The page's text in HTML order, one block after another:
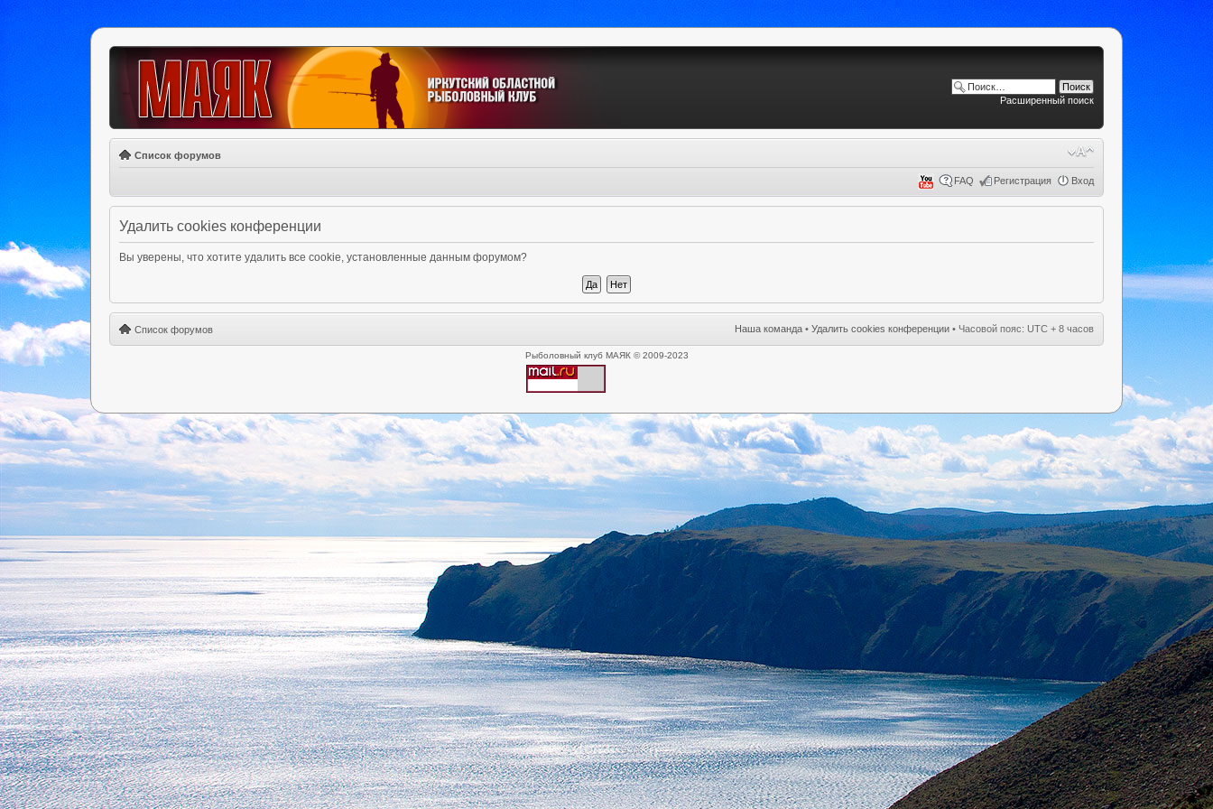
Расширенный поиск
Список форумов
FAQ Регистрация Вход
Удалить cookies конференции
Вы уверены, что хотите удалить все cookie, установленные данным форумом?
Список форумов Наша команда • Удалить cookies конференции • Часовой пояс: UTC + 8 часов
Рыболовный клуб МАЯК © 2009-2023